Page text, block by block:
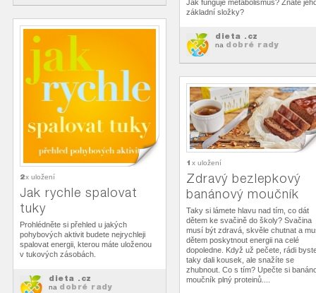
Jak funguje metabolismus? Znáte
základní složky?
dieta .cz
na dobré rady
2x uložení
Jak rychle spalovat
tuky
Prohlédněte si přehled u jakých
pohybových aktivit budete nejrychleji
spalovat energii, kterou máte uloženou
v tukových zásobách.
dieta .cz
na dobré rady
1 x uložení
Zdravý bezlepkový
banánový moučník
Taky si lámete hlavu nad tím, co dát
dětem ke svačině do školy? Svačina
musí být zdravá, skvěle chutnat a
dětem poskytnout energii na celé
dopoledne. Když už pečete, rádi
taky dali kousek, ale snažíte se
zhubnout. Co s tím? Upečte si
moučník plný proteinů....